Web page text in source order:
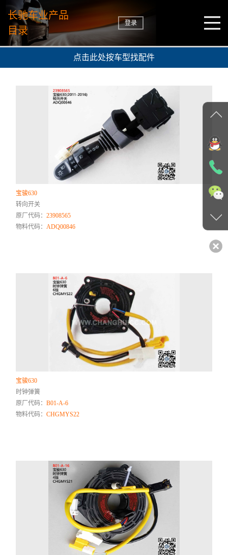
长驰车业产品
目录
登录
点击此处按车型找配件
宝骏630
转向开关
原厂代码：23908565
物料代码：ADQ00846
宝骏630
时钟弹簧
原厂代码：B01-A-6
物料代码：CHGMYS22